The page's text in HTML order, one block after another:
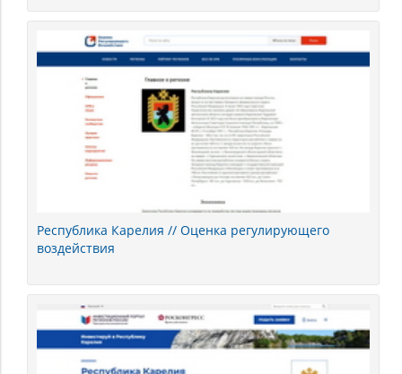
Республика Карелия // Оценка регулирующего
воздействия